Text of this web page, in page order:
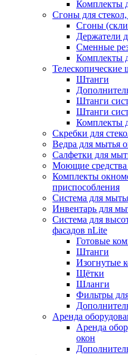
Комплекты
Сгоны для
Сгоны
Держатели
Сменные
Комплекты
Телескопические
Штанги
Штанги
Штанги
Комплекты
Скребки для
Ведра для мытья
Салфетки для
Моющие средства
Комплекты
приспособления
Система для
Инвентарь для
Система для
фасадов nLite
Готовые
Штанги
Изогнутые
Щётки
Шланги
Фильтры
Аренда
Аренда
окон